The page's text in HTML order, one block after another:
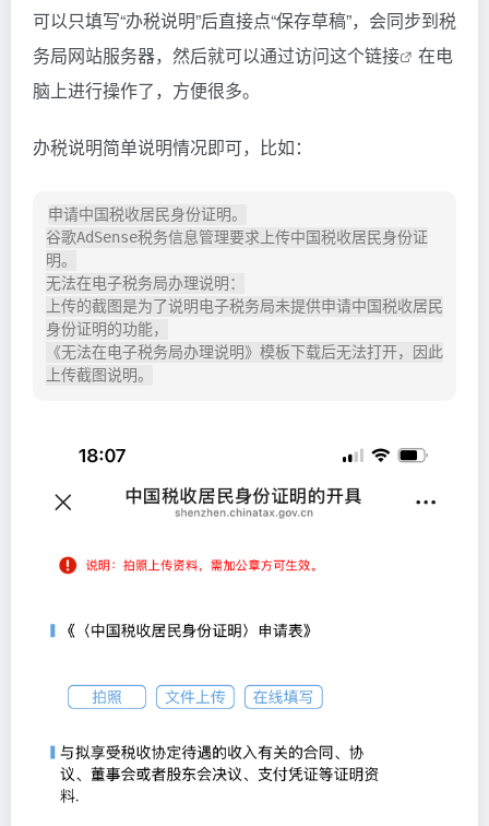
可以只填写“办税说明”后直接点“保存草稿”，会同步到税
务局网站服务器，然后就可以通过访问这个链接
在电
脑上进行操作了，方便很多。
办税说明简单说明情况即可，比如：
申请中国税收居民身份证明。
谷歌AdSense税务信息管理要求上传中国税收居民身份证
明。
无法在电子税务局办理说明：
上传的截图是为了说明电子税务局未提供申请中国税收居民
身份证明的功能，
《无法在电子税务局办理说明》模板下载后无法打开，因此